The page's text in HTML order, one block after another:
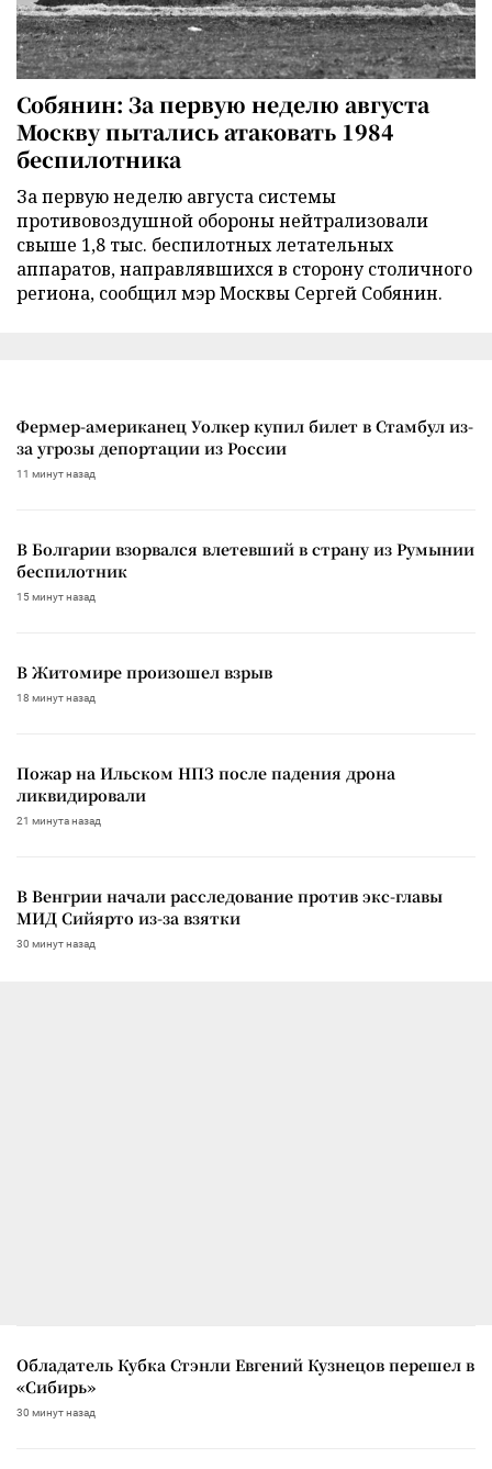
Собянин: За первую неделю августа
Москву пытались атаковать 1984
беспилотника
За первую неделю августа системы
противовоздушной обороны нейтрализовали
свыше 1,8 тыс. беспилотных летательных
аппаратов, направлявшихся в сторону столичного
региона, сообщил мэр Москвы Сергей Собянин.
Фермер-американец Уолкер купил билет в Стамбул из-
за угрозы депортации из России
11 минут назад
В Болгарии взорвался влетевший в страну из Румынии
беспилотник
15 минут назад
В Житомире произошел взрыв
18 минут назад
Пожар на Ильском НПЗ после падения дрона
ликвидировали
21 минута назад
В Венгрии начали расследование против экс-главы
МИД Сийярто из-за взятки
30 минут назад
Обладатель Кубка Стэнли Евгений Кузнецов перешел в
«Сибирь»
30 минут назад